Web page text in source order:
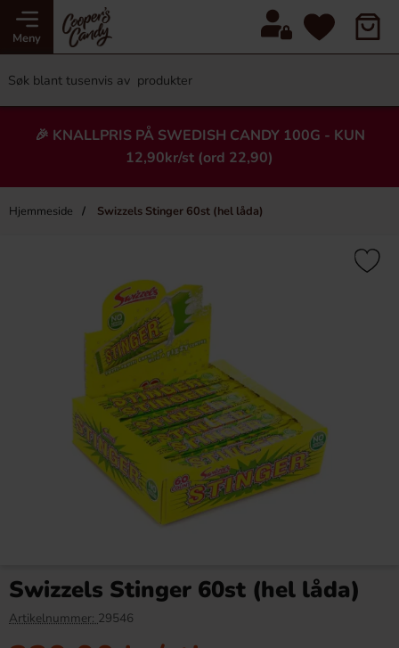
Meny
🎉 KNALLPRIS PÅ SWEDISH CANDY 100G - KUN
12,90kr/st (ord 22,90)
Hjemmeside Swizzels Stinger 60st (hel låda)
Heading
×
18g x 60st (hel låda)
Swizzels Stinger 60st (hel låda)
Artikelnummer: 29546